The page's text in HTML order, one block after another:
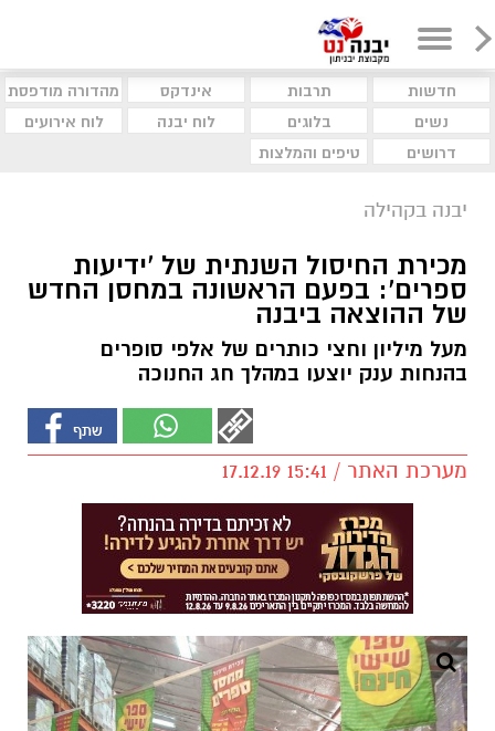
חדשות תרבות אינדקס
מהדורה מודפסת
נשים
בלוגים לוח יבנה
לוח אירועים
דרושים
טיפים והמלצות
יבנה בקהילה
מכירת החיסול השנתית של 'ידיעות
ספרים': בפעם הראשונה במחסן החדש
של ההוצאה ביבנה
מעל מיליון וחצי כותרים של אלפי סופרים
בהנחות ענק יוצעו במהלך חג החנוכה
מערכת האתר / 15:41 17.12.19